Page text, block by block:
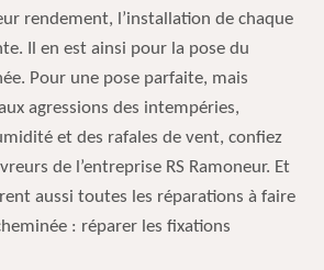
rendement, l’installation de chaque
Il en est ainsi pour la pose du
Pour une pose parfaite, mais
agressions des intempéries,
et des rafales de vent, confiez
de l’entreprise RS Ramoneur. Et
aussi toutes les réparations à faire
: réparer les fixations